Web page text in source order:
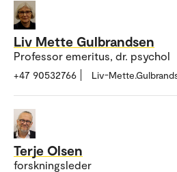
Liv Mette Gulbrandsen
Professor emeritus, dr. psychol
+47 90532766 Liv-
Terje Olsen
forskningsleder